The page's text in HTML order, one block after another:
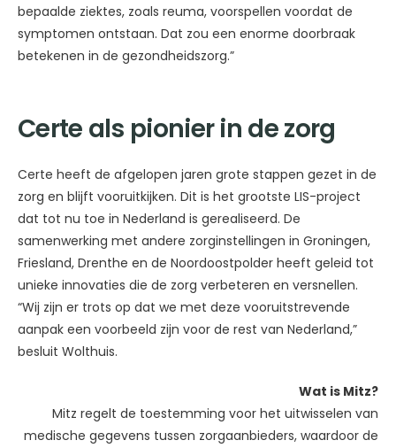
bepaalde ziektes, zoals reuma, voorspellen voordat de
symptomen ontstaan. Dat zou een enorme doorbraak
betekenen in de gezondheidszorg.”
Certe als pionier in de zorg
Certe heeft de afgelopen jaren grote stappen gezet in de
zorg en blijft vooruitkijken. Dit is het grootste LIS-project
dat tot nu toe in Nederland is gerealiseerd. De
samenwerking met andere zorginstellingen in Groningen,
Friesland, Drenthe en de Noordoostpolder heeft geleid tot
unieke innovaties die de zorg verbeteren en versnellen.
“Wij zijn er trots op dat we met deze vooruitstrevende
aanpak een voorbeeld zijn voor de rest van Nederland,”
besluit Wolthuis.
Wat is Mitz?
Mitz regelt de toestemming voor het uitwisselen van
medische gegevens tussen zorgaanbieders, waardoor de